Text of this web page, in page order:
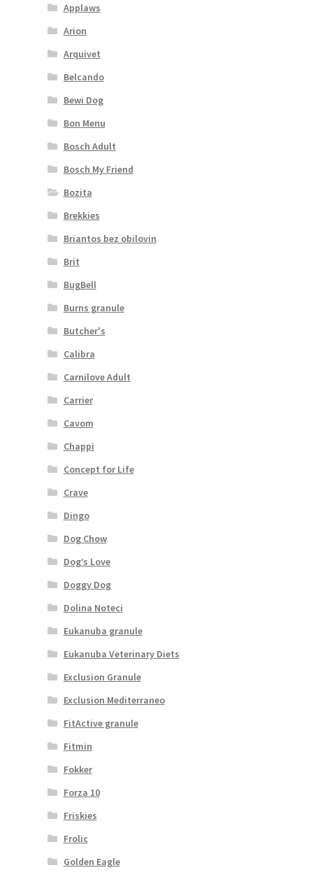
Applaws
Arion
Arquivet
Belcando
Bewi Dog
Bon Menu
Bosch Adult
Bosch My Friend
Bozita
Brekkies
Briantos bez obilovin
Brit
BugBell
Burns granule
Butcher's
Calibra
Carnilove Adult
Carrier
Cavom
Chappi
Concept for Life
Crave
Dingo
Dog Chow
Dog’s Love
Doggy Dog
Dolina Noteci
Eukanuba granule
Eukanuba Veterinary Diets
Exclusion Granule
Exclusion Mediterraneo
FitActive granule
Fitmin
Fokker
Forza 10
Friskies
Frolic
Golden Eagle